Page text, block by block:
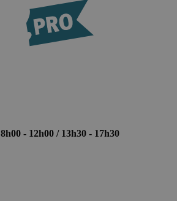
8h00 - 12h00 / 13h30 - 17h30